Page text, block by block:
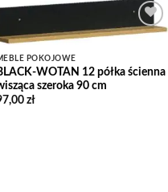
Add to
POKOJOWE
WOTAN 12 półka ścienna
szeroka 90 cm
zł